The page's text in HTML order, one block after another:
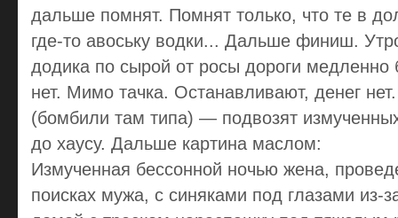
дальше помнят. Помнят только, что те в
где-то авоську водки... Дальше финиш.
додика по сырой от росы дороги медленно
нет. Мимо тачка. Останавливают, денег
(бомбили там типа) — подвозят
до хаусу. Дальше картина маслом:
Измученная бессонной ночью жена,
поисках мужа, с синяками под глазами из-